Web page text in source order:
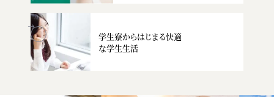
学生寮からはじまる快適
な学生生活